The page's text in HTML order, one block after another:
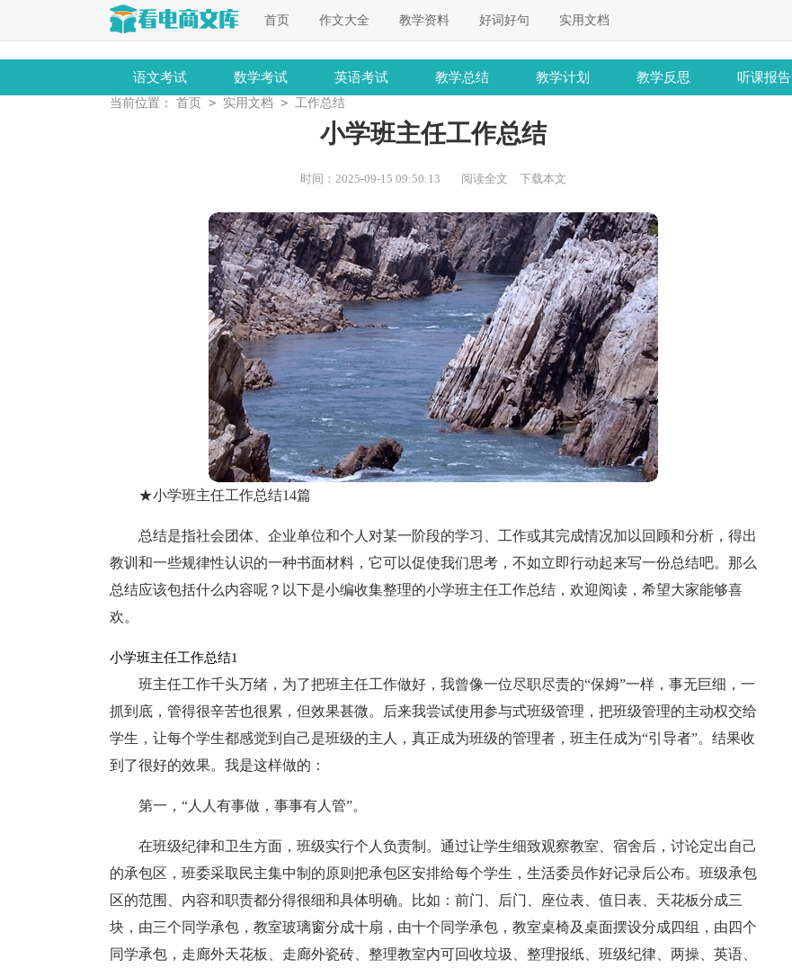
首页 作文大全 教学资料 好词好句 实用文档
语文考试 数学考试 英语考试 教学总结 教学计划 教学反思 听课报告
当前位置： 首页 > 实用文档 > 工作总结
小学班主任工作总结
时间：2025-09-15 09:50:13 阅读全文 下载本文
★小学班主任工作总结14篇
总结是指社会团体、企业单位和个人对某一阶段的学习、工作或其完成情况加以回顾和分析，得出
教训和一些规律性认识的一种书面材料，它可以促使我们思考，不如立即行动起来写一份总结吧。那么
总结应该包括什么内容呢？以下是小编收集整理的小学班主任工作总结，欢迎阅读，希望大家能够喜
欢。
小学班主任工作总结1
班主任工作千头万绪，为了把班主任工作做好，我曾像一位尽职尽责的“保姆”一样，事无巨细，一
抓到底，管得很辛苦也很累，但效果甚微。后来我尝试使用参与式班级管理，把班级管理的主动权交给
学生，让每个学生都感觉到自己是班级的主人，真正成为班级的管理者，班主任成为“引导者”。结果收
到了很好的效果。我是这样做的：
第一，“人人有事做，事事有人管”。
在班级纪律和卫生方面，班级实行个人负责制。通过让学生细致观察教室、宿舍后，讨论定出自己
的承包区，班委采取民主集中制的原则把承包区安排给每个学生，生活委员作好记录后公布。班级承包
区的范围、内容和职责都分得很细和具体明确。比如：前门、后门、座位表、值日表、天花板分成三
块，由三个同学承包，教室玻璃窗分成十扇，由十个同学承包，教室桌椅及桌面摆设分成四组，由四个
同学承包，走廊外天花板、走廊外瓷砖、整理教室内可回收垃圾、整理报纸、班级纪律、两操、英语、